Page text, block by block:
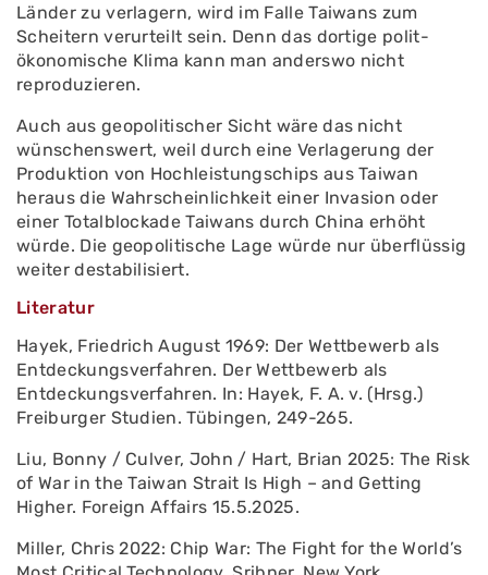
Länder zu verlagern, wird im Falle Taiwans zum
Scheitern verurteilt sein. Denn das dortige polit-
ökonomische Klima kann man anderswo nicht
reproduzieren.
Auch aus geopolitischer Sicht wäre das nicht
wünschenswert, weil durch eine Verlagerung der
Produktion von Hochleistungschips aus Taiwan
heraus die Wahrscheinlichkeit einer Invasion oder
einer Totalblockade Taiwans durch China erhöht
würde. Die geopolitische Lage würde nur überflüssig
weiter destabilisiert.
Literatur
Hayek, Friedrich August 1969: Der Wettbewerb als
Entdeckungsverfahren. Der Wettbewerb als
Entdeckungsverfahren. In: Hayek, F. A. v. (Hrsg.)
Freiburger Studien. Tübingen, 249-265.
Liu, Bonny / Culver, John / Hart, Brian 2025: The Risk
of War in the Taiwan Strait Is High – and Getting
Higher. Foreign Affairs 15.5.2025.
Miller, Chris 2022: Chip War: The Fight for the World’s